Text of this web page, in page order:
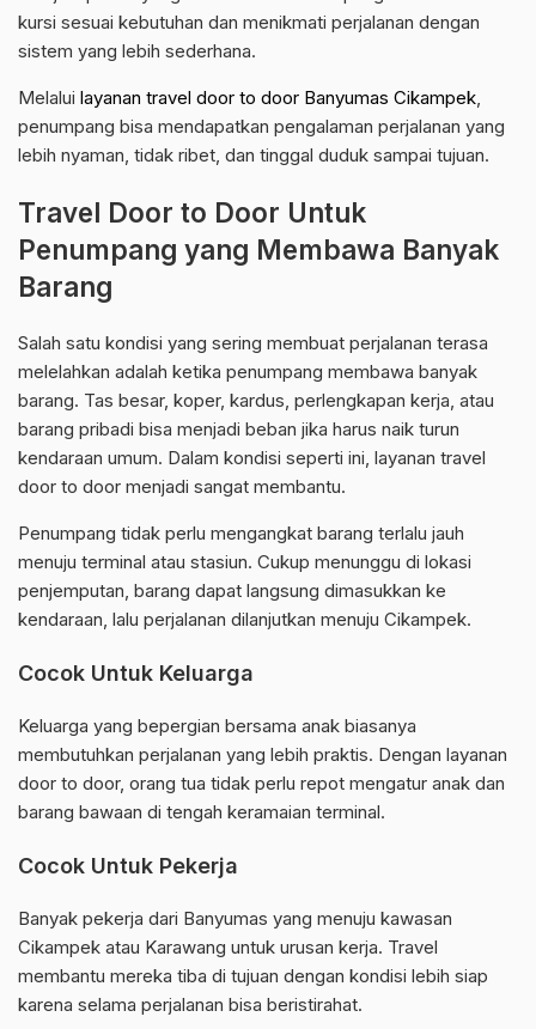
kursi sesuai kebutuhan dan menikmati perjalanan dengan
sistem yang lebih sederhana.
Melalui layanan travel door to door Banyumas Cikampek,
penumpang bisa mendapatkan pengalaman perjalanan yang
lebih nyaman, tidak ribet, dan tinggal duduk sampai tujuan.
Travel Door to Door Untuk
Penumpang yang Membawa Banyak
Barang
Salah satu kondisi yang sering membuat perjalanan terasa
melelahkan adalah ketika penumpang membawa banyak
barang. Tas besar, koper, kardus, perlengkapan kerja, atau
barang pribadi bisa menjadi beban jika harus naik turun
kendaraan umum. Dalam kondisi seperti ini, layanan travel
door to door menjadi sangat membantu.
Penumpang tidak perlu mengangkat barang terlalu jauh
menuju terminal atau stasiun. Cukup menunggu di lokasi
penjemputan, barang dapat langsung dimasukkan ke
kendaraan, lalu perjalanan dilanjutkan menuju Cikampek.
Cocok Untuk Keluarga
Keluarga yang bepergian bersama anak biasanya
membutuhkan perjalanan yang lebih praktis. Dengan layanan
door to door, orang tua tidak perlu repot mengatur anak dan
barang bawaan di tengah keramaian terminal.
Cocok Untuk Pekerja
Banyak pekerja dari Banyumas yang menuju kawasan
Cikampek atau Karawang untuk urusan kerja. Travel
membantu mereka tiba di tujuan dengan kondisi lebih siap
karena selama perjalanan bisa beristirahat.